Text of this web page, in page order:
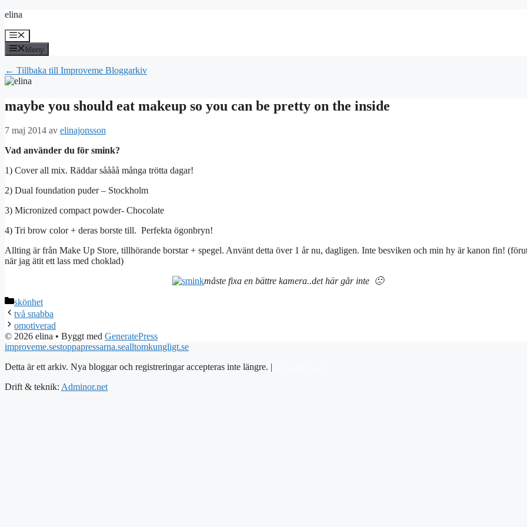
Hoppa
innehåll
elina
Meny
Meny
← Tillbaka till Improveme Bloggarkiv
maybe you should eat makeup so you can be pretty on the inside
7 maj 2014 av elinajonsson
Vad använder du för smink?
1) Cover all mix. Räddar såååå många trötta dagar!
2) Dual foundation puder – Stockholm
3) Micronized compact powder- Chocolate
4) Tri brow color + deras borste till. Perfekta ögonbryn!
Allting är från Make Up Store, tillhörande borstar + spegel. Använt detta över 1 år nu, dagligen. Inte besviken och min hy är kanon fin!
när jag ätit ett lass med choklad)
måste fixa en bättre kamera..det här går inte 🙁
Kategorier
skönhet
två snabba
omotiverad
© 2026 elina • Byggt med GeneratePress
improveme.sestoppapressarna.sealltomkungligt.se
Detta är ett arkiv. Nya bloggar och registreringar accepteras inte längre. |
Drift & teknik: Adminor.net